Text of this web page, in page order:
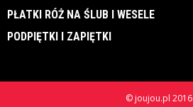
PŁATKI RÓŻ NA ŚLUB I WESELE
PODPIĘTKI I ZAPIĘTKI
© joujou.pl 2016